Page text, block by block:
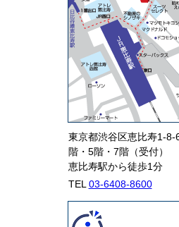
東京都渋谷区恵比寿1-8-
階・5階・7階（受付）
恵比寿駅から徒歩1分
TEL 03-6408-8600